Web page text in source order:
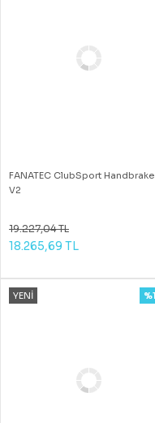
FANATEC ClubSport Handbrake
V2
19.227,04 TL
18.265,69 TL
YENİ